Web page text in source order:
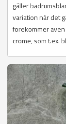
gäller
variation när det
förekommer
crome, som t.ex.